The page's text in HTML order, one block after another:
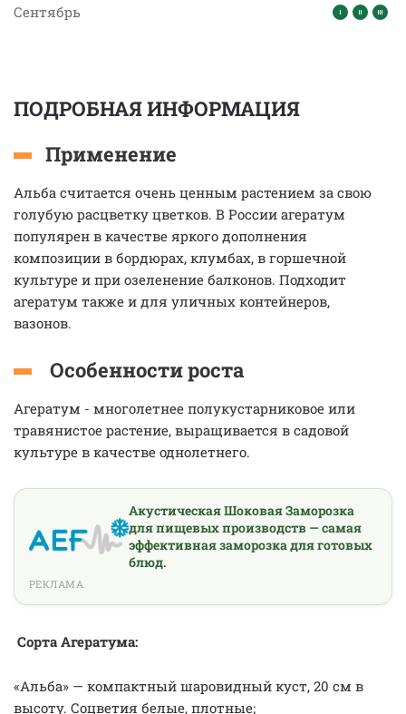
Сентябрь
ПОДРОБНАЯ ИНФОРМАЦИЯ
Применение
Альба считается очень ценным растением за свою
голубую расцветку цветков. В России агератум
популярен в качестве яркого дополнения
композиции в бордюрах, клумбах, в горшечной
культуре и при озеленение балконов. Подходит
агератум также и для уличных контейнеров,
вазонов.
Особенности роста
Агератум - многолетнее полукустарниковое или
травянистое растение, выращивается в садовой
культуре в качестве однолетнего.
Акустическая Шоковая Заморозка
для пищевых производств — самая
эффективная заморозка для готовых
блюд.
РЕКЛАМА
Сорта Агератума:
«Альба» — компактный шаровидный куст, 20 см в
высоту. Соцветия белые, плотные;